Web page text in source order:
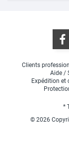
Clients
Aide /
Expédition et
*
© 2026